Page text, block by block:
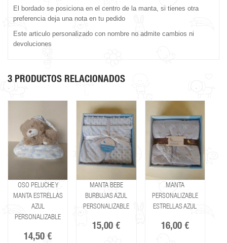
El bordado se posiciona en el centro de la manta, si tienes otra
preferencia deja una nota en tu pedido
Este articulo personalizado con nombre no admite cambios ni
devoluciones
3 PRODUCTOS RELACIONADOS
OSO PELUCHE Y
MANTA ESTRELLAS
AZUL
PERSONALIZABLE
14,50 €
MANTA BEBE
BURBUJAS AZUL
PERSONALIZABLE
15,00 €
MANTA
PERSONALIZABLE
ESTRELLAS AZUL
16,00 €